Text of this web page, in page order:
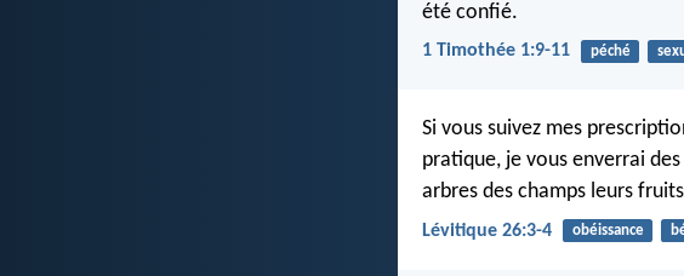
été confié.
1 Timothée 1:9-11 péché
Si vous suivez mes
pratique, je vous enverrai
arbres des champs leurs
Lévitique 26:3-4 obéissance